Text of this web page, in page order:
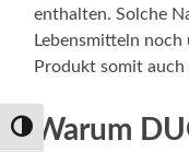
Umschalten auf hohe
enthalten. Solche
Lebensmitteln
Produkt somit
Warum